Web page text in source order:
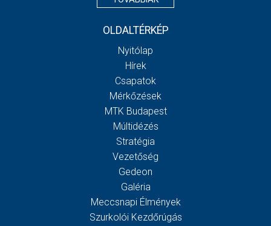
OLDALTÉRKÉP
Nyitólap
Hírek
Csapatok
Mérkőzések
MTK Budapest
Múltidézés
Stratégia
Vezetőség
Gedeon
Galéria
Meccsnapi Élmények
Szurkolói Kezdőrúgás